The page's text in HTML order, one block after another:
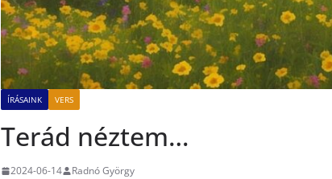
ÍRÁSAINK VERS
Terád néztem…
2024-06-14 Radnó György